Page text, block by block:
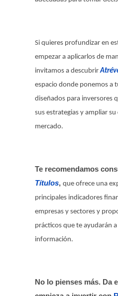
Si quieres profundizar en
empezar a aplicarlos de
invitamos a descubrir
espacio donde ponemos a
diseñados para inversores
sus estrategias y ampliar
mercado.
Te recomendamos
Títulos, que ofrece una
principales indicadores
empresas y sectores y
prácticos que te ayudarán
información.
No lo pienses más. Da